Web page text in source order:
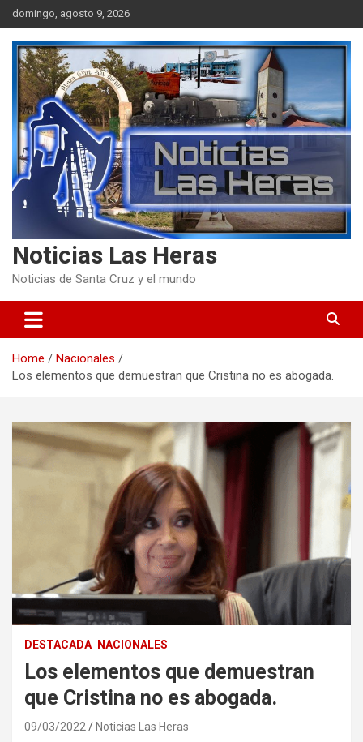
Skip
to
content
domingo, agosto 9, 2026
Noticias Las Heras
Noticias de Santa Cruz y el mundo
Home
Nacionales
Los elementos que demuestran que Cristina no es abogada.
DESTACADA NACIONALES
Los elementos que demuestran
que Cristina no es abogada.
09/03/2022 Noticias Las Heras